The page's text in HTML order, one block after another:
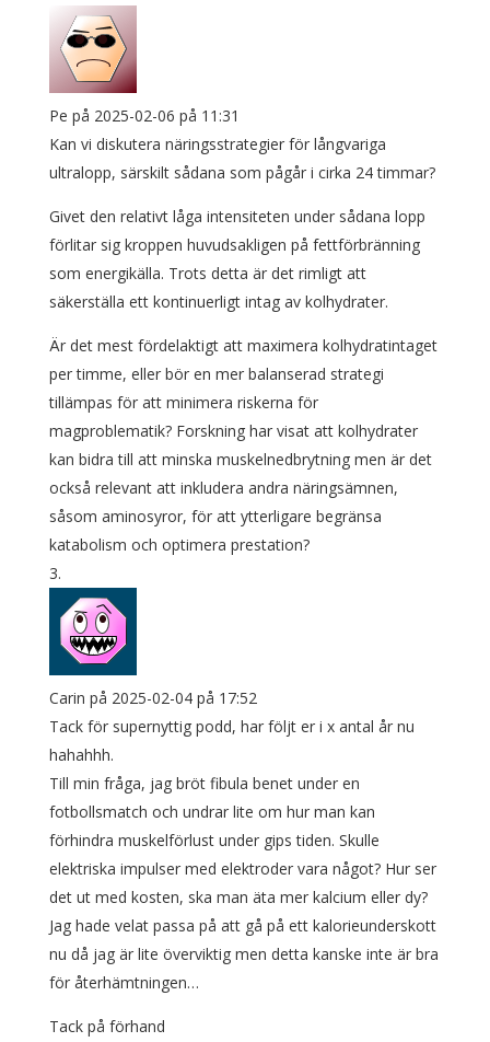
Pe på 2025-02-06 på 11:31
Kan vi diskutera näringsstrategier för långvariga
ultralopp, särskilt sådana som pågår i cirka 24 timmar?
Givet den relativt låga intensiteten under sådana lopp
förlitar sig kroppen huvudsakligen på fettförbränning
som energikälla. Trots detta är det rimligt att
säkerställa ett kontinuerligt intag av kolhydrater.
Är det mest fördelaktigt att maximera kolhydratintaget
per timme, eller bör en mer balanserad strategi
tillämpas för att minimera riskerna för
magproblematik? Forskning har visat att kolhydrater
kan bidra till att minska muskelnedbrytning men är det
också relevant att inkludera andra näringsämnen,
såsom aminosyror, för att ytterligare begränsa
katabolism och optimera prestation?
Carin på 2025-02-04 på 17:52
Tack för supernyttig podd, har följt er i x antal år nu
hahahhh.
Till min fråga, jag bröt fibula benet under en
fotbollsmatch och undrar lite om hur man kan
förhindra muskelförlust under gips tiden. Skulle
elektriska impulser med elektroder vara något? Hur ser
det ut med kosten, ska man äta mer kalcium eller dy?
Jag hade velat passa på att gå på ett kalorieunderskott
nu då jag är lite överviktig men detta kanske inte är bra
för återhämtningen…
Tack på förhand